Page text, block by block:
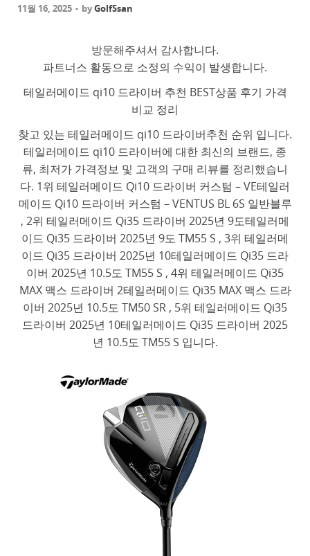
11월 16, 2025 - byGolfSsan
방문해주셔서 감사합니다.
파트너스 활동으로 소정의 수익이 발생합니다.
테일러메이드 qi10 드라이버 추천 BEST상품 후기 가격
비교 정리
찾고 있는 테일러메이드 qi10 드라이버추천 순위 입니다.
테일러메이드 qi10 드라이버에 대한 최신의 브랜드, 종
류, 최저가 가격정보 및 고객의 구매 리뷰를 정리했습니
다. 1위 테일러메이드 Qi10 드라이버 커스텀 – VE테일러
메이드 Qi10 드라이버 커스텀 – VENTUS BL 6S 일반블루
, 2위 테일러메이드 Qi35 드라이버 2025년 9도테일러메
이드 Qi35 드라이버 2025년 9도 TM55 S , 3위 테일러메
이드 Qi35 드라이버 2025년 10테일러메이드 Qi35 드라
이버 2025년 10.5도 TM55 S , 4위 테일러메이드 Qi35
MAX 맥스 드라이버 2테일러메이드 Qi35 MAX 맥스 드라
이버 2025년 10.5도 TM50 SR , 5위 테일러메이드 Qi35
드라이버 2025년 10테일러메이드 Qi35 드라이버 2025
년 10.5도 TM55 S 입니다.